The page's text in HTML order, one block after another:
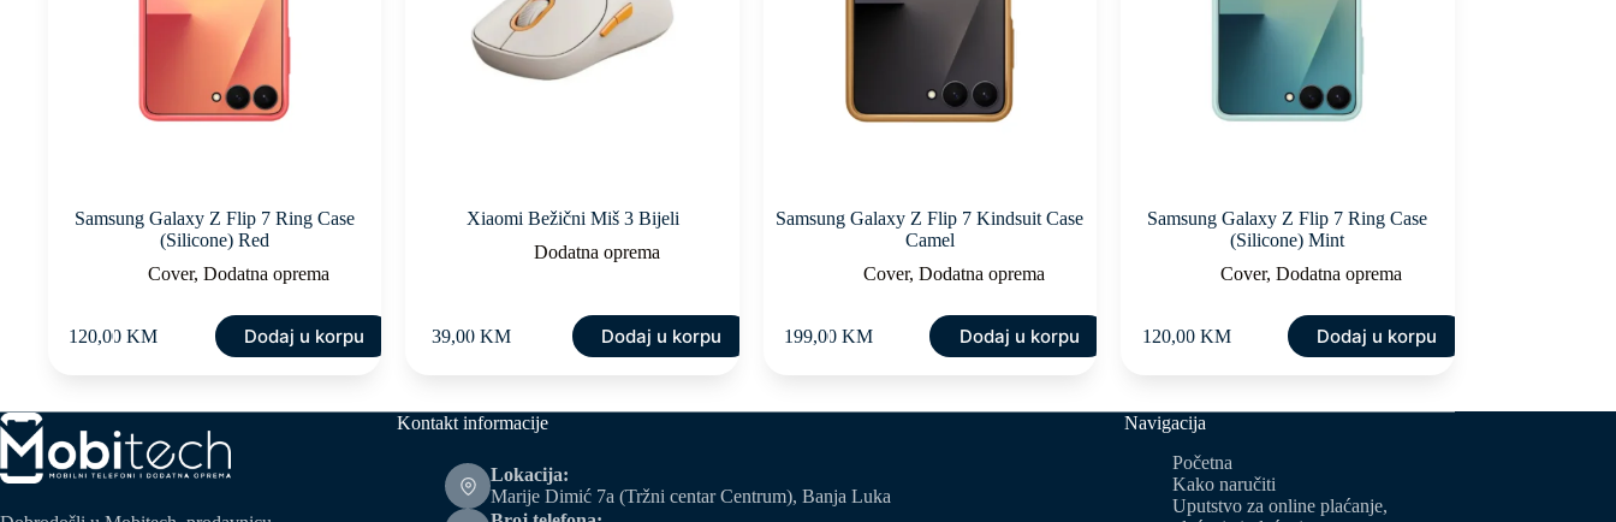
Samsung Galaxy Z Flip 7 Ring Case
(Silicone) Red
Cover,Dodatna oprema
120,00KM Dodaj u korpu
Xiaomi Bežični Miš 3 Bijeli
Dodatna oprema
39,00 KM Dodaj u korpu
Samsung Galaxy Z Flip 7 Kindsuit Case
Camel
Cover, Dodatna oprema
199,00KM Dodaj u korpu
Samsung Galaxy Z Flip 7 Ring Case
(Silicone) Mint
Cover,Dodatna oprema
120,00 KM Dodaj u korpu
Kontakt informacije
Lokacija:
Marije Dimić 7a (Tržni centar Centrum), Banja Luka
Navigacija
Početna
Kako naručiti
Uputstvo za online plaćanje,